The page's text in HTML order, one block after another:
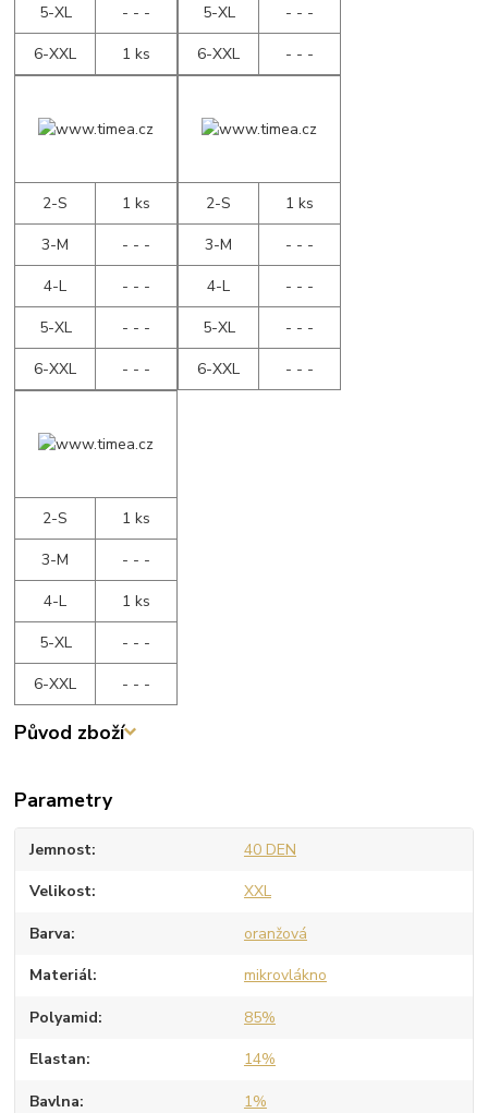
5-XL
- - -
6-XXL
1 ks
5-XL
- - -
6-XXL
- - -
2-S
1 ks
3-M
- - -
4-L
- - -
5-XL
- - -
6-XXL
- - -
2-S
1 ks
3-M
- - -
4-L
- - -
5-XL
- - -
6-XXL
- - -
2-S
1 ks
3-M
- - -
4-L
1 ks
5-XL
- - -
6-XXL
- - -
Původ zboží
Parametry
Jemnost 40 DEN
Velikost XXL
Barva oranžová
Materiál mikrovlákno
Polyamid 85%
Elastan 14%
Bavlna 1%